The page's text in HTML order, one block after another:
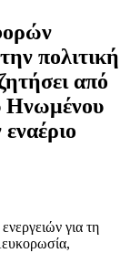
πολιτική
από
Ηνωμένου
για τη